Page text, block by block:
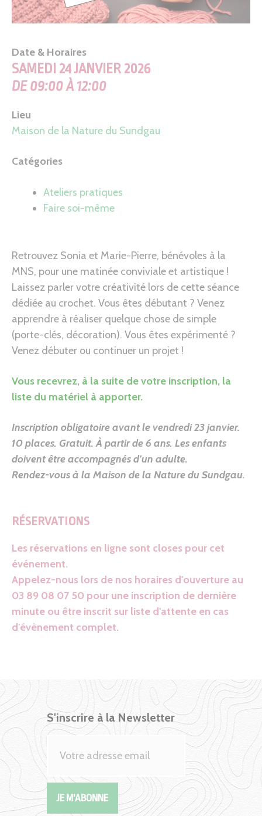
Date & Horaires
SAMEDI 24 JANVIER 2026
DE 09:00 À 12:00
Lieu
Maison de la Nature du Sundgau
Catégories
Ateliers pratiques
Faire soi-même
Retrouvez Sonia et Marie-Pierre, bénévoles à la
MNS, pour une matinée conviviale et artistique !
Laissez parler votre créativité lors de cette séance
dédiée au crochet. Vous êtes débutant ? Venez
apprendre à réaliser quelque chose de simple
(porte-clés, décoration). Vous êtes expérimenté ?
Venez débuter ou continuer un projet !
Vous recevrez, à la suite de votre inscription, la
liste du matériel à apporter.
Inscription obligatoire avant le vendredi 23 janvier.
10 places. Gratuit. À partir de 6 ans. Les enfants
doivent être accompagnés d’un adulte.
Rendez-vous à la Maison de la Nature du Sundgau.
RÉSERVATIONS
Les réservations en ligne sont closes pour cet
événement.
Appelez-nous lors de nos horaires d'ouverture au
03 89 08 07 50 pour une inscription de dernière
minute ou être inscrit sur liste d'attente en cas
d'évènement complet.
S'inscrire à la Newsletter